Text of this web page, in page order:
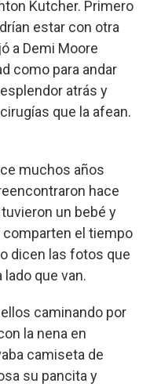
Kutcher. Primero
estar con otra
a Demi Moore
como para andar
atrás y
que la afean.
muchos años
hace
un bebé y
comparten el tiempo
dicen las fotos que
lado que van.
caminando por
la nena en
camiseta de
su pancita y